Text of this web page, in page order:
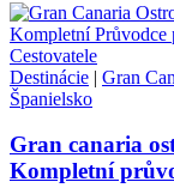
Destinácie | Gran
Španielsko
Gran canaria
Kompletní